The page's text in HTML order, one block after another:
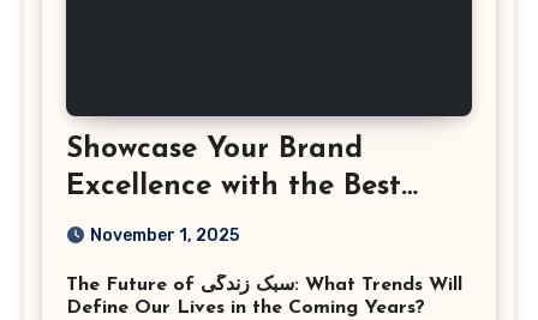
Showcase Your Brand
Excellence with the Best
Corporate Event
Virginia
November 1, 2025
The Future of سبک زندگی: What Trends Will
Define Our Lives in the Coming Years?